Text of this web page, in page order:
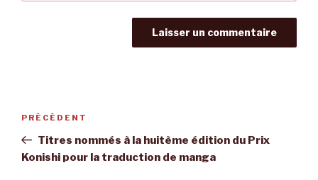
Navigation
l’article
Article
précédent
PRÉCÉDENT
Titres nommés à la huitème édition du Prix
Konishi pour la traduction de manga